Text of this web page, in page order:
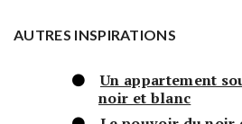
AUTRES INSPIRATIONS
Un appartement
noir et blanc